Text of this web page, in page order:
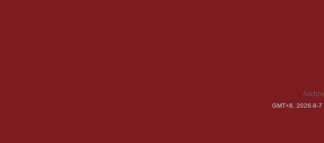
GMT+8, 2026-8-7